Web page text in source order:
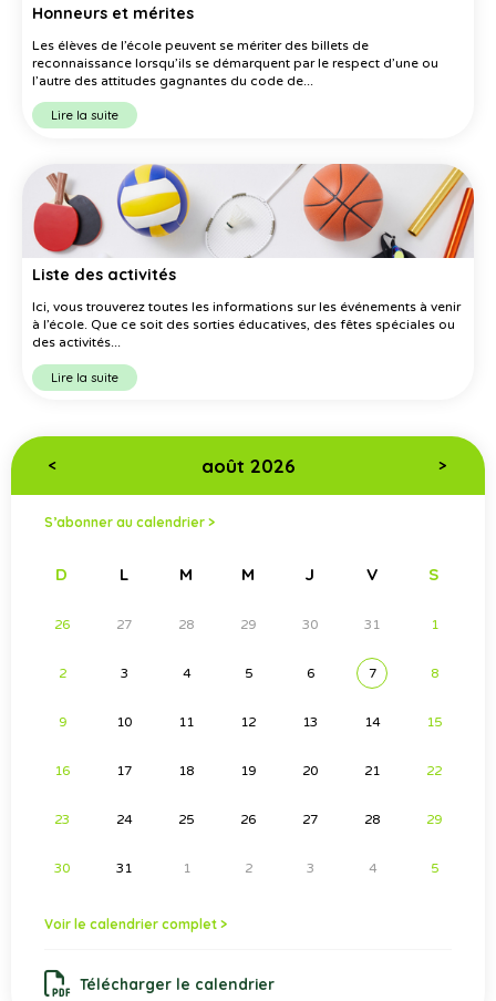
Honneurs et mérites
Les élèves de l’école peuvent se mériter des billets de
reconnaissance lorsqu’ils se démarquent par le respect d’une ou
l’autre des attitudes gagnantes du code de...
Lire la suite
Liste des activités
Ici, vous trouverez toutes les informations sur les événements à venir
à l’école. Que ce soit des sorties éducatives, des fêtes spéciales ou
des activités...
Lire la suite
< août 2026 >
S’abonner au calendrier >
D L M M J V S
26 27 28 29 30 31 1
2 3 4 5 6 7 8
9 10 11 12 13 14 15
16 17 18 19 20 21 22
23 24 25 26 27 28 29
30 31 1 2 3 4 5
Voir le calendrier complet >
Télécharger le calendrier